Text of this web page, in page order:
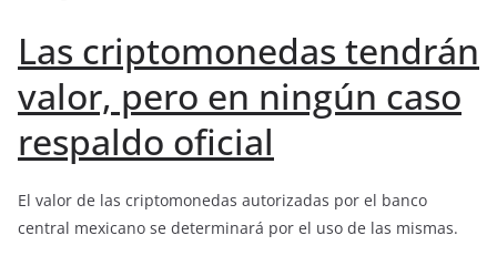
Las criptomonedas tendrán
valor, pero en ningún caso
respaldo oficial
El valor de las criptomonedas autorizadas por el banco
central mexicano se determinará por el uso de las mismas.